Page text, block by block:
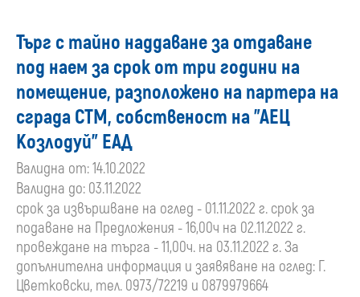
Търг с тайно наддаване за отдаване
под наем за срок от три години на
помещение, разположено на партера на
сграда СТМ, собственост на "АЕЦ
Козлодуй" ЕАД
Валидна от: 14.10.2022
Валидна до: 03.11.2022
срок за извършване на оглед - 01.11.2022 г. срок за
подаване на Предложения - 16,00ч на 02.11.2022 г.
провеждане на търга - 11,00ч. на 03.11.2022 г. За
допълнителна информация и заявяване на оглед: Г.
Цветковски, тел. 0973/72219 и 0879979664